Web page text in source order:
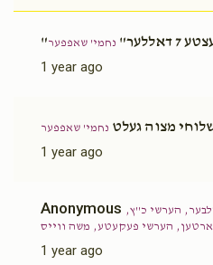
דאללער" נחמי' שאפפער
1 year ago
מצוה געלט נחמי' שאפפער
1 year ago
Anonymous הערשי כ''ץ,
הערשי פעקעטע, משה ווייס
1 year ago